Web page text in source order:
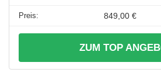
849,00 €
ZUM TOP